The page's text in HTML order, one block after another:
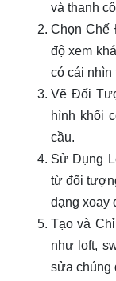
và thanh
Chọn Chế
độ xem
có cái nhìn
Vẽ Đối
hình khối
cầu.
Sử Dụng
từ đối
dạng xoay
Tạo và
như loft,
sửa chúng